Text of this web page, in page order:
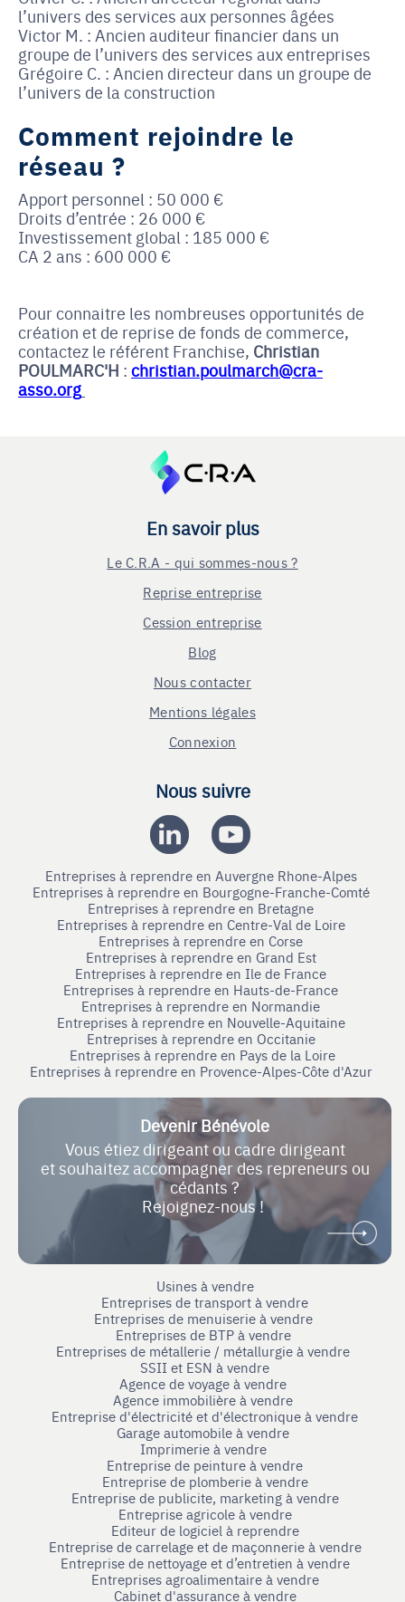
l’univers des services aux personnes âgées
Victor M. : Ancien auditeur financier dans un
groupe de l’univers des services aux entreprises
Grégoire C. : Ancien directeur dans un groupe de
l’univers de la construction
Comment rejoindre le
réseau ?
Apport personnel : 50 000 €
Droits d’entrée : 26 000 €
Investissement global : 185 000 €
CA 2 ans : 600 000 €
Pour connaitre les nombreuses opportunités de
création et de reprise de fonds de commerce,
contactez le référent Franchise, Christian
POULMARC'H : christian.poulmarch@cra-
asso.org
En savoir plus
Le C.R.A - qui sommes-nous ?
Reprise entreprise
Cession entreprise
Blog
Nous contacter
Mentions légales
Connexion
Nous suivre
Entreprises à reprendre en Auvergne Rhone-Alpes
Entreprises à reprendre en Bourgogne-Franche-Comté
Entreprises à reprendre en Bretagne
Entreprises à reprendre en Centre-Val de Loire
Entreprises à reprendre en Corse
Entreprises à reprendre en Grand Est
Entreprises à reprendre en Ile de France
Entreprises à reprendre en Hauts-de-France
Entreprises à reprendre en Normandie
Entreprises à reprendre en Nouvelle-Aquitaine
Entreprises à reprendre en Occitanie
Entreprises à reprendre en Pays de la Loire
Entreprises à reprendre en Provence-Alpes-Côte d'Azur
Devenir Bénévole
Vous étiez dirigeant ou cadre dirigeant
et souhaitez accompagner des repreneurs ou
cédants ?
Rejoignez-nous !
Usines à vendre
Entreprises de transport à vendre
Entreprises de menuiserie à vendre
Entreprises de BTP à vendre
Entreprises de métallerie / métallurgie à vendre
SSII et ESN à vendre
Agence de voyage à vendre
Agence immobilière à vendre
Entreprise d'électricité et d'électronique à vendre
Garage automobile à vendre
Imprimerie à vendre
Entreprise de peinture à vendre
Entreprise de plomberie à vendre
Entreprise de publicite, marketing à vendre
Entreprise agricole à vendre
Editeur de logiciel à reprendre
Entreprise de carrelage et de maçonnerie à vendre
Entreprise de nettoyage et d’entretien à vendre
Entreprises agroalimentaire à vendre
Cabinet d'assurance à vendre